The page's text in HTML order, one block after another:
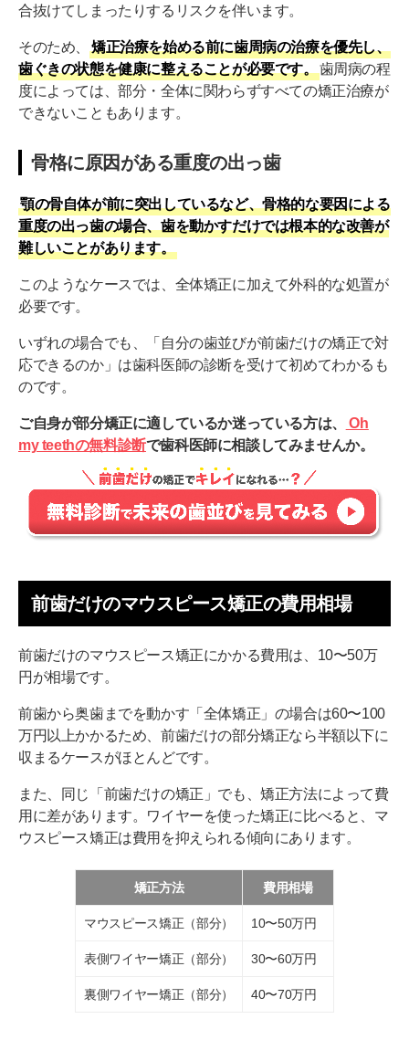
合抜けてしまったりするリスクを伴います。
そのため、
矯正治療を始める前に歯周病の治療を優先し、
歯ぐきの状態を健康に整えることが必要です。
歯周病の程
度によっては、部分・全体に関わらずすべての矯正治療が
できないこともあります。
骨格に原因がある重度の出っ歯
顎の骨自体が前に突出しているなど、骨格的な要因による
重度の出っ歯の場合、歯を動かすだけでは根本的な改善が
難しいことがあります。
このようなケースでは、全体矯正に加えて外科的な処置が
必要です。
いずれの場合でも、「自分の歯並びが前歯だけの矯正で対
応できるのか」は歯科医師の診断を受けて初めてわかるも
のです。
ご自身が部分矯正に適しているか迷っている方は、
Oh
my teethの無料診断で歯科医師に相談してみませんか。
前歯だけのマウスピース矯正の費用相場
前歯だけのマウスピース矯正にかかる費用は、10〜50万
円が相場です。
前歯から奥歯までを動かす「全体矯正」の場合は60〜100
万円以上かかるため、前歯だけの部分矯正なら半額以下に
収まるケースがほとんどです。
また、同じ「前歯だけの矯正」でも、矯正方法によって費
用に差があります。ワイヤーを使った矯正に比べると、マ
ウスピース矯正は費用を抑えられる傾向にあります。
矯正方法 費用相場
マウスピース矯正（部分） 10〜50万円
表側ワイヤー矯正（部分） 30〜60万円
裏側ワイヤー矯正（部分） 40〜70万円